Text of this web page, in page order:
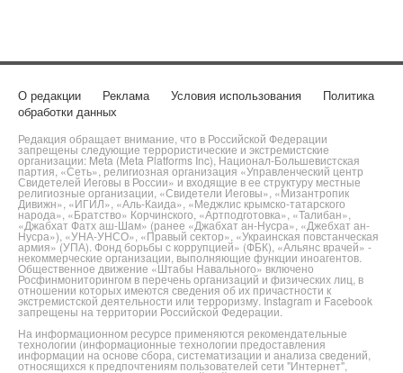
О редакции Реклама Условия использования
Политика
обработки данных
Редакция обращает внимание, что в Российской Федерации
запрещены следующие террористические и экстремистские
организации: Meta (Meta Platforms Inc), Национал-Большевистская
партия, «Сеть», религиозная организация «Управленческий центр
Свидетелей Иеговы в России» и входящие в ее структуру местные
религиозные организации, «Свидетели Иеговы», «Мизантропик
Дивижн», «ИГИЛ», «Аль-Каида», «Меджлис крымско-татарского
народа», «Братство» Корчинского, «Артподготовка», «Талибан»,
«Джабхат Фатх аш-Шам» (ранее «Джабхат ан-Нусра», «Джебхат ан-
Нусра»), «УНА-УНСО», «Правый сектор», «Украинская повстанческая
армия» (УПА). Фонд борьбы с коррупцией» (ФБК), «Альянс врачей» -
некоммерческие организации, выполняющие функции иноагентов.
Общественное движение «Штабы Навального» включено
Росфинмониторингом в перечень организаций и физических лиц, в
отношении которых имеются сведения об их причастности к
экстремистской деятельности или терроризму. Instagram и Facebook
запрещены на территории Российской Федерации.
На информационном ресурсе применяются рекомендательные
технологии (информационные технологии предоставления
информации на основе сбора, систематизации и анализа сведений,
относящихся к предпочтениям пользователей сети "Интернет",